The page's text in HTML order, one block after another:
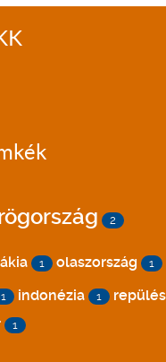
2
1 olaszország 1
1 indonézia 1 repülés
1